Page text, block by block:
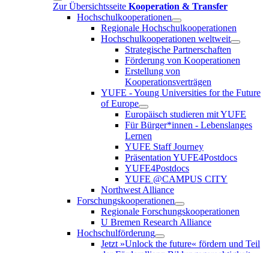
Zur Übersichtsseite Kooperation & Transfer
Hochschulkooperationen
Regionale Hochschulkooperationen
Hochschulkooperationen weltweit
Strategische Partnerschaften
Förderung von Kooperationen
Erstellung von
Kooperationsverträgen
YUFE - Young Universities for the Future
of Europe
Europäisch studieren mit YUFE
Für Bürger*innen - Lebenslanges
Lernen
YUFE Staff Journey
Präsentation YUFE4Postdocs
YUFE4Postdocs
YUFE @CAMPUS CITY
Northwest Alliance
Forschungskooperationen
Regionale Forschungskooperationen
U Bremen Research Alliance
Hochschulförderung
Jetzt »Unlock the future« fördern und Teil